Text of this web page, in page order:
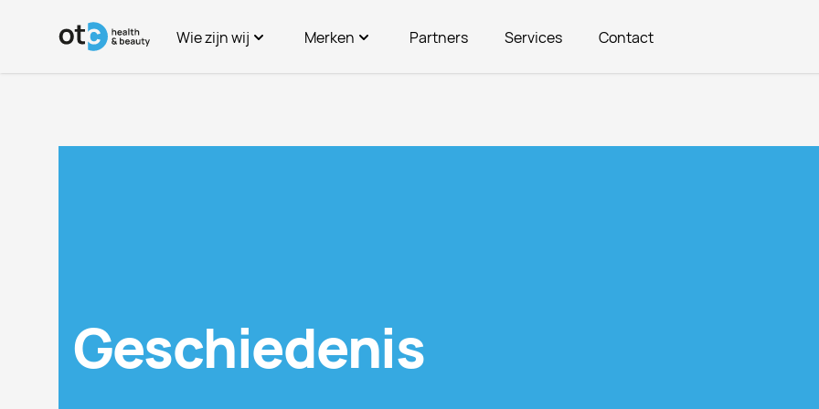
Wie zijn wijOTC Health & Beauty
MerkenA-merken Partners Services Contact
Geschiedenis